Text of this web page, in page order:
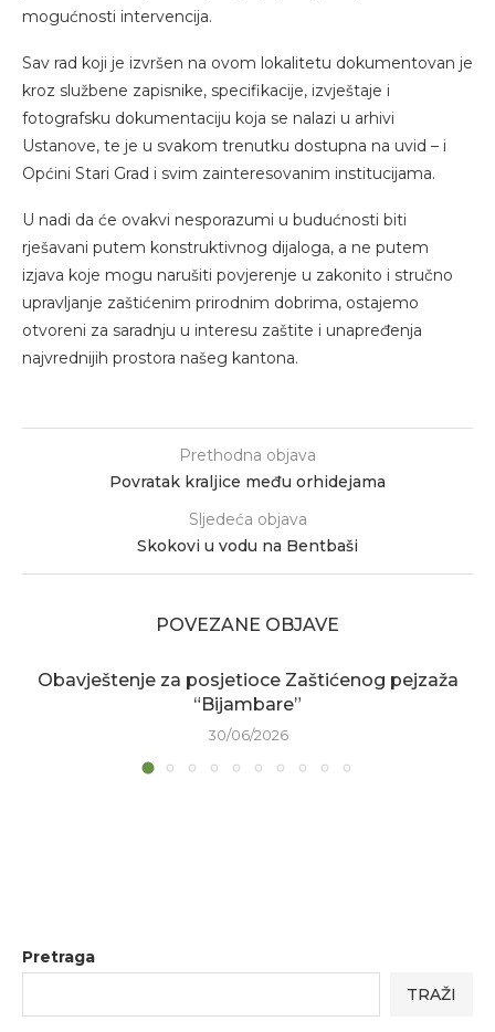
mogućnosti intervencija.
Sav rad koji je izvršen na ovom lokalitetu dokumentovan je
kroz službene zapisnike, specifikacije, izvještaje i
fotografsku dokumentaciju koja se nalazi u arhivi
Ustanove, te je u svakom trenutku dostupna na uvid – i
Općini Stari Grad i svim zainteresovanim institucijama.
U nadi da će ovakvi nesporazumi u budućnosti biti
rješavani putem konstruktivnog dijaloga, a ne putem
izjava koje mogu narušiti povjerenje u zakonito i stručno
upravljanje zaštićenim prirodnim dobrima, ostajemo
otvoreni za saradnju u interesu zaštite i unapređenja
najvrednijih prostora našeg kantona.
Prethodna objava
Povratak kraljice među orhidejama
Sljedeća objava
Skokovi u vodu na Bentbaši
POVEZANE OBJAVE
Obavještenje za posjetioce Zaštićenog pejzaža
“Bijambare”
30/06/2026
Pretraga
TRAŽI